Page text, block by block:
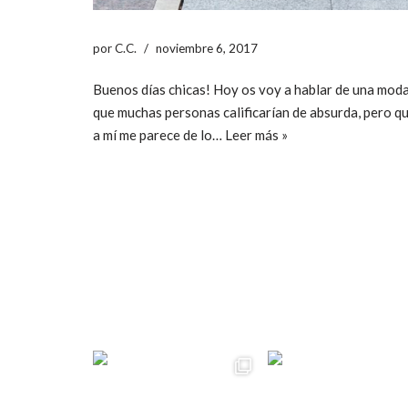
porC.C. noviembre 6, 2017
Buenos días chicas! Hoy os voy a hablar de una
que muchas personas calificarían de absurda, pero
a mí me parece de lo… Leer más »